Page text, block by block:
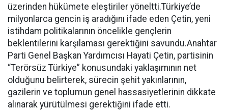
üzerinden hükümete eleştiriler yöneltti.Türkiye’de
milyonlarca gencin iş aradığını ifade eden Çetin, yeni
istihdam politikalarının öncelikle gençlerin
beklentilerini karşılaması gerektiğini savundu.Anahtar
Parti Genel Başkan Yardımcısı Hayati Çetin, partisinin
“Terörsüz Türkiye” konusundaki yaklaşımının net
olduğunu belirterek, sürecin şehit yakınlarının,
gazilerin ve toplumun genel hassasiyetlerinin dikkate
alınarak yürütülmesi gerektiğini ifade etti.